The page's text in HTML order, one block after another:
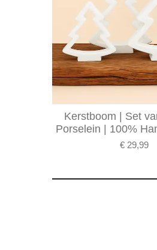
Kerstboom | Set
Porselein | 100%
€ 29,99